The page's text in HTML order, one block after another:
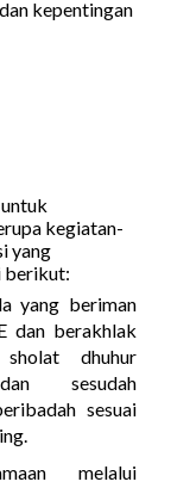
kepentingan
kegiatan-
yang
berikut:
yang beriman
dan berakhlak
dhuhur
sesudah
sesuai
melalui